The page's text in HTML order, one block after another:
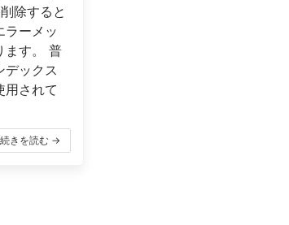
除すると
ラーメッ
ます。 普
デックス
用されて
続きを読む →